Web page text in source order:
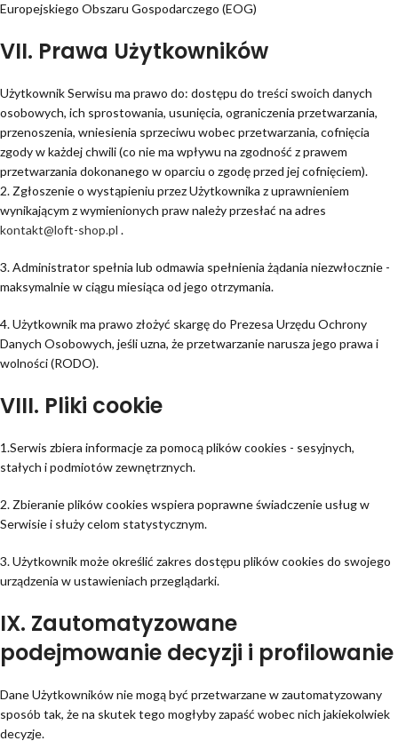
Europejskiego Obszaru Gospodarczego (EOG)
VII. Prawa Użytkowników
Użytkownik Serwisu ma prawo do: dostępu do treści swoich danych
osobowych, ich sprostowania, usunięcia, ograniczenia przetwarzania,
przenoszenia, wniesienia sprzeciwu wobec przetwarzania, cofnięcia
zgody w każdej chwili (co nie ma wpływu na zgodność z prawem
przetwarzania dokonanego w oparciu o zgodę przed jej cofnięciem).
2. Zgłoszenie o wystąpieniu przez Użytkownika z uprawnieniem
wynikającym z wymienionych praw należy przesłać na adres
kontakt@loft-shop.pl .
3. Administrator spełnia lub odmawia spełnienia żądania niezwłocznie -
maksymalnie w ciągu miesiąca od jego otrzymania.
4. Użytkownik ma prawo złożyć skargę do Prezesa Urzędu Ochrony
Danych Osobowych, jeśli uzna, że przetwarzanie narusza jego prawa i
wolności (RODO).
VIII. Pliki cookie
1.Serwis zbiera informacje za pomocą plików cookies - sesyjnych,
stałych i podmiotów zewnętrznych.
2. Zbieranie plików cookies wspiera poprawne świadczenie usług w
Serwisie i służy celom statystycznym.
3. Użytkownik może określić zakres dostępu plików cookies do swojego
urządzenia w ustawieniach przeglądarki.
IX. Zautomatyzowane
podejmowanie decyzji i profilowanie
Dane Użytkowników nie mogą być przetwarzane w zautomatyzowany
sposób tak, że na skutek tego mogłyby zapaść wobec nich jakiekolwiek
decyzje.